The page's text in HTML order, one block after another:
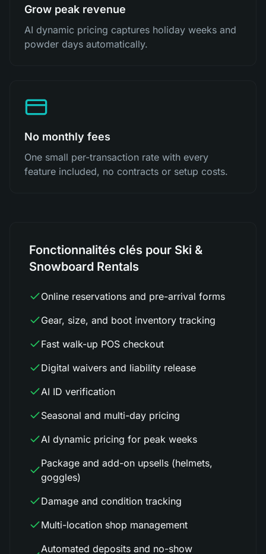
Grow peak revenue
AI dynamic pricing captures holiday weeks and
powder days automatically.
No monthly fees
One small per-transaction rate with every
feature included, no contracts or setup costs.
Fonctionnalités clés pour Ski &
Snowboard Rentals
Online reservations and pre-arrival forms
Gear, size, and boot inventory tracking
Fast walk-up POS checkout
Digital waivers and liability release
AI ID verification
Seasonal and multi-day pricing
AI dynamic pricing for peak weeks
Package and add-on upsells (helmets,
goggles)
Damage and condition tracking
Multi-location shop management
Automated deposits and no-show